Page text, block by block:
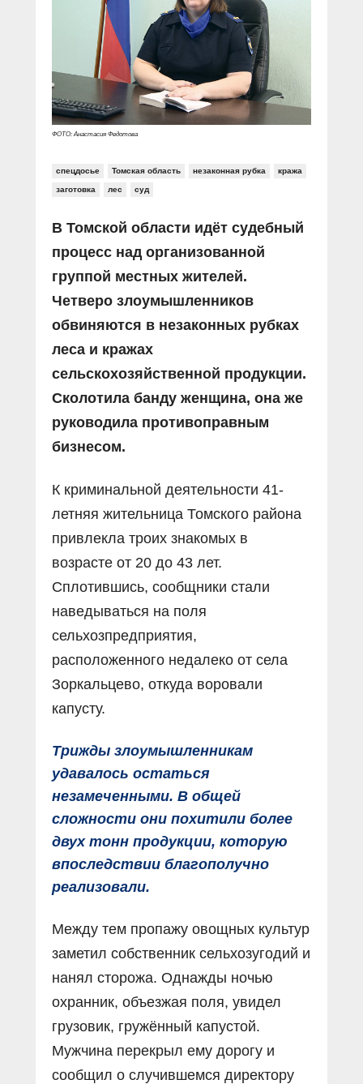
Социальные ролики
Документальные фильмы
Прямой разговор
В знании сила
Специальный репортаж
КиберПОСТОВОЙ
Газета «Щит и меч»
Журнал «Полиция России»
О ПОРТАЛЕ
Контакты
Вакансии
ФОТО: Анастасия Федотова
спецдосье Томская область незаконная рубка кража
заготовка лес суд
В Томской области идёт судебный
процесс над организованной
группой местных жителей.
Четверо злоумышленников
обвиняются в незаконных рубках
леса и кражах
сельскохозяйственной продукции.
Сколотила банду женщина, она же
руководила противоправным
бизнесом.
К криминальной деятельности 41-
летняя жительница Томского района
привлекла троих знакомых в
возрасте от 20 до 43 лет.
Сплотившись, сообщники стали
наведываться на поля
сельхозпредприятия,
расположенного недалеко от села
Зоркальцево, откуда воровали
капусту.
Трижды злоумышленникам
удавалось остаться
незамеченными. В общей
сложности они похитили более
двух тонн продукции, которую
впоследствии благополучно
реализовали.
Между тем пропажу овощных культур
заметил собственник сельхозугодий и
нанял сторожа. Однажды ночью
охранник, объезжая поля, увидел
грузовик, гружённый капустой.
Мужчина перекрыл ему дорогу и
сообщил о случившемся директору